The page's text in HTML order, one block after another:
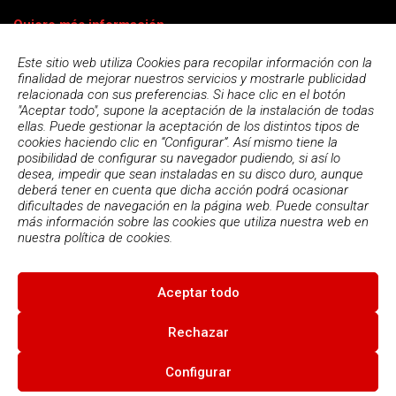
Este sitio web utiliza Cookies para recopilar información con la
finalidad de mejorar nuestros servicios y mostrarle publicidad
relacionada con sus preferencias. Si hace clic en el botón
"Aceptar todo", supone la aceptación de la instalación de todas
ellas. Puede gestionar la aceptación de los distintos tipos de
cookies haciendo clic en “Configurar”. Así mismo tiene la
posibilidad de configurar su navegador pudiendo, si así lo
desea, impedir que sean instaladas en su disco duro, aunque
deberá tener en cuenta que dicha acción podrá ocasionar
dificultades de navegación en la página web. Puede consultar
más información sobre las cookies que utiliza nuestra web en
nuestra política de cookies.
Aceptar todo
Rechazar
Configurar
Quiero más información
Acepto lapolítica de privacidad
© 2026
Condiciones de uso